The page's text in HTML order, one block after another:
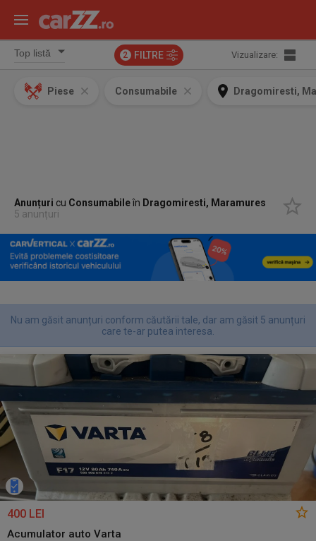
2 FILTRE Vizualizare:
Piese Consumabile Dragomiresti,
Anunțuri cu Consumabileîn Dragomiresti, Maramures
5 anunțuri
Nu am găsit anunțuri conform căutării tale, dar am găsit 5 anunțuri
care te-ar putea interesa.
400 LEI
Acumulator auto Varta